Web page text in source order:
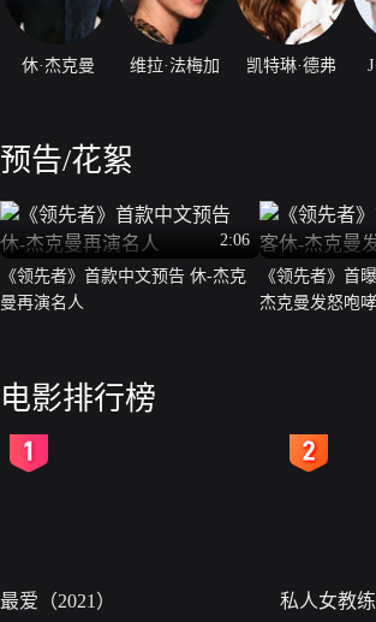
休·杰克曼 维拉·法梅加 凯特琳·德弗
预告/花絮
2:06
《领先者》首款中文预告 休-杰克
曼再演名人
《领先者》首
杰克曼发怒咆哮
电影排行榜
最爱（2021） 私人女教